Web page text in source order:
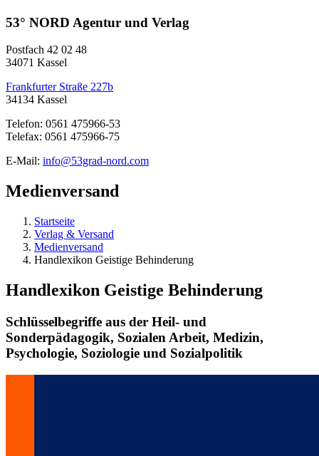
53° NORD Agentur und Verlag
Postfach 42 02 48
34071 Kassel
Frankfurter Straße 227b
34134 Kassel
Telefon: 0561 475966-53
Telefax: 0561 475966-75
E-Mail: info@53grad-nord.com
Medienversand
Startseite
Verlag & Versand
Medienversand
Handlexikon Geistige Behinderung
Handlexikon Geistige Behinderung
Schlüsselbegriffe aus der Heil- und
Sonderpädagogik, Sozialen Arbeit, Medizin,
Psychologie, Soziologie und Sozialpolitik